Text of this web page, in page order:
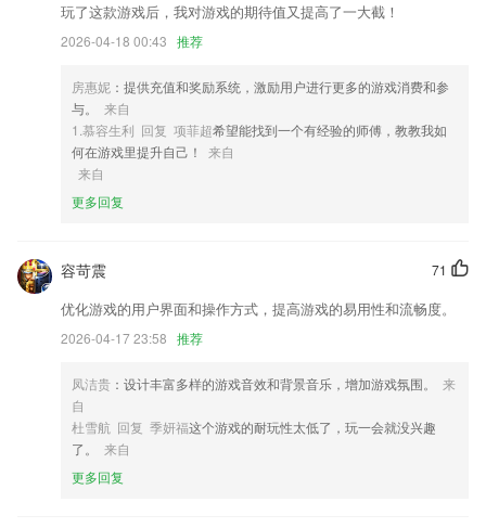
4,【视频制作】完美的影视后期处理，将一段段短视频剪辑制作成一部部
影视大片，弹指间成为Vlog视频达人。
版语文教材同步。
6,【科学护眼】根据学生学习时长定时弹出护眼提示，提醒孩子休息眼
睛、远眺放松。更有夜间护眼模式、行为不规范护眼模式等进一步保护孩
子视力健康。老师推荐的练习有建议时长提示、家长也可以自主控制、调
节孩子的使用时长，科学合理使用电子产品，帮助孩子全方位养成良好的
学习和用眼卫生习惯。
1.全网题库实时更新，考前押题更精准
2.：专注于传授知识，无边界教学打造高效课堂
3.可以按照自己的需求轻松的查询对应的课程信息，找到自己想要学习的
4.口语能力测试：评定等级推荐合适的素材
5.快速地就能找到你想使用的功能了，快速地就能去进行相关功能的选择
的，可以去进行选择的。
玩了这款游戏后，我对游戏的期待值又提高了一大截！
2026-04-18 00:43 推荐
房惠妮 ：提供充值和奖励系统，激励用户进行更多的游戏消费和参
与。
来自
1.慕容生利 回复 项菲超希望能找到一个有经验的师傅，教教我如
何在游戏里提升自己！
来自
来自
更多回复
71
容苛震
优化游戏的用户界面和操作方式，提高游戏的易用性和流畅度。
2026-04-17 23:58 推荐
凤洁贵 ：设计丰富多样的游戏音效和背景音乐，增加游戏氛围。
来
自
杜雪航 回复 季妍福这个游戏的耐玩性太低了，玩一会就没兴趣
了。
来自
更多回复